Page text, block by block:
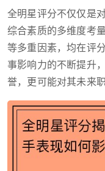
全明星评分不仅仅是
综合素质的多维度考
等多重因素，均在评
事影响力的不断提升
誉，更可能对其未来